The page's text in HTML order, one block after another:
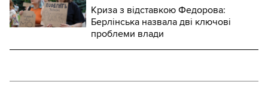
Криза з відставкою Федорова:
Берлінська назвала дві ключові
проблеми влади